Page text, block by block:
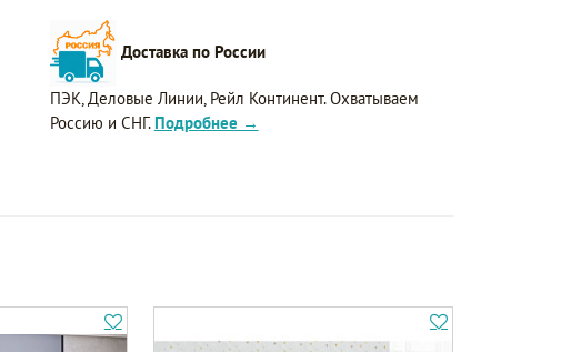
Доставка по России
ПЭК, Деловые Линии, Рейл Континент. Охватываем
Россию и СНГ. Подробнее →